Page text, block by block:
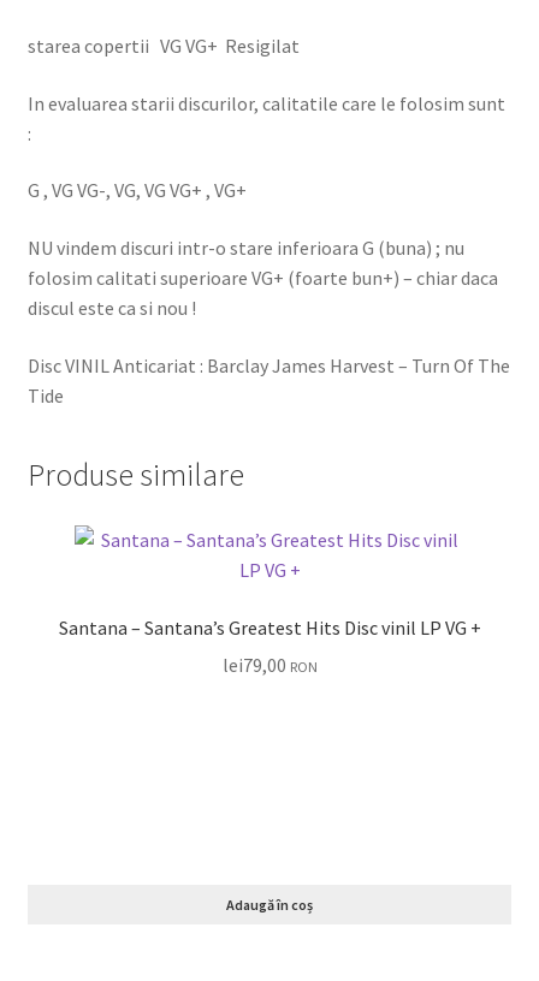
starea copertii VG VG+ Resigilat
In evaluarea starii discurilor, calitatile care le folosim sunt
:
G , VG VG-, VG, VG VG+ , VG+
NU vindem discuri intr-o stare inferioara G (buna) ; nu
folosim calitati superioare VG+ (foarte bun+) – chiar daca
discul este ca si nou !
Disc VINIL Anticariat : Barclay James Harvest – Turn Of The
Tide
Produse similare
Santana – Santana’s Greatest Hits Disc vinil LP VG +
lei79,00 RON
Adaugă în coș